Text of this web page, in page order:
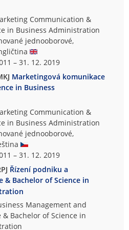
Communication &
in Business Administration
jednooborové,
– 31. 12. 2019
Marketingová komunikace
in Business
Communication &
in Business Administration
jednooborové,
– 31. 12. 2019
Řízení podniku a
& Bachelor of Science in
Management and
& Bachelor of Science in